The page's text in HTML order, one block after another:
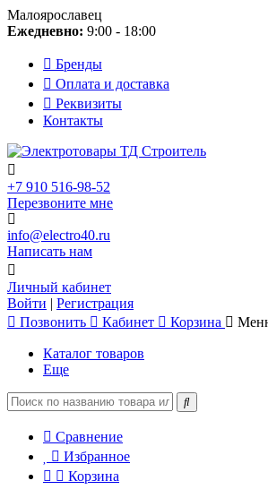
Малоярославец
Ежедневно: 9:00 - 18:00
Бренды
Оплата и доставка
Реквизиты
Контакты
+7 910 516-98-52
Перезвоните мне
info@electro40.ru
Написать нам
Личный кабинет
Войти | Регистрация
Позвонить
Кабинет Корзина
Каталог товаров
Еще
Сравнение
Избранное
Корзина